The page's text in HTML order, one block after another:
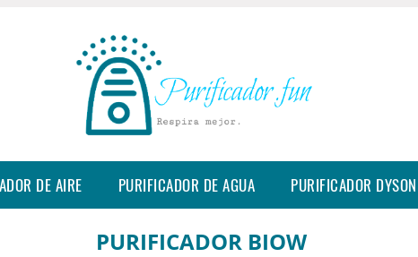
DE AIRE PURIFICADOR DE AGUA PURIFICADOR DYSON
PURIFICADOR BIOW